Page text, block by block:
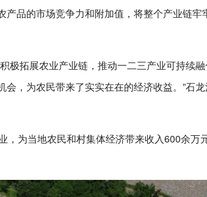
品的市场竞争力和附加值，将整个产业链牢
极拓展农业产业链，推动一二三产业可持续
，为农民带来了实实在在的经济收益。”石
为当地农民和村集体经济带来收入600余万